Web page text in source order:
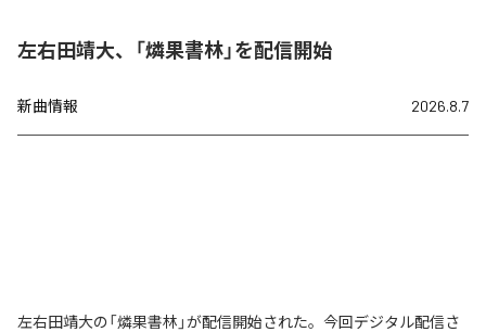
左右田靖大、「燐果書林」を配信開始
新曲情報 2026.8.7
左右田靖大の「燐果書林」が配信開始された。今回デジタル配信さ